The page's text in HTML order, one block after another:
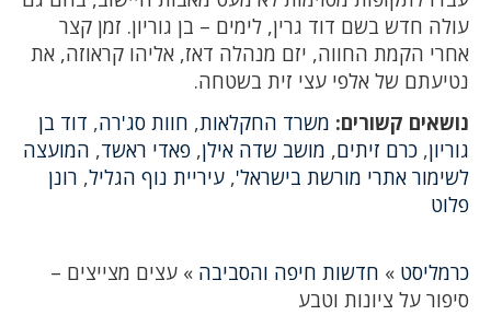
עולה חדש בשם דוד גרין, לימים – בן גוריון. זמן קצר
אחרי הקמת החווה, יזם מנהלה דאז, אליהו קראוזה, את
נטיעתם של אלפי עצי זית בשטחה.
נושאים קשורים: משרד החקלאות, חוות סג'רה, דוד בן
גוריון, כרם זיתים, מושב שדה אילן, פאדי ראשד, המועצה
לשימור אתרי מורשת בישראל', עיריית נוף הגליל, רונן
פלוט
כרמליסט » חדשות חיפה והסביבה » עצים מצייצים –
סיפור על ציונות וטבע